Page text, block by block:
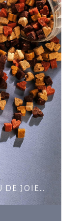
DE JOIE…